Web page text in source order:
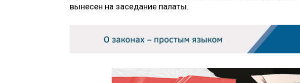
вынесен на заседание палаты.